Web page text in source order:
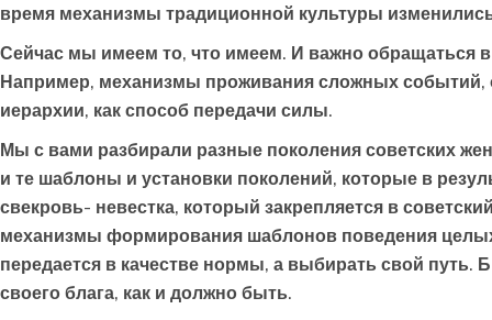
время механизмы традиционной культуры
Сейчас мы имеем то, что имеем. И важно обращаться
Например, механизмы проживания сложных событий,
иерархии, как способ передачи силы.
Мы с вами разбирали разные поколения советских
и те шаблоны и установки поколений, которые в
свекровь- невестка, который закрепляется в
механизмы формирования шаблонов поведения
передается в качестве нормы, а выбирать свой путь.
своего блага, как и должно быть.